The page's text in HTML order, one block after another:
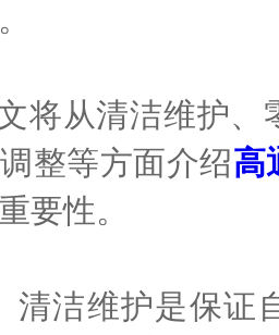
从清洁维护、
整等方面介绍高
要性。
维护是保证